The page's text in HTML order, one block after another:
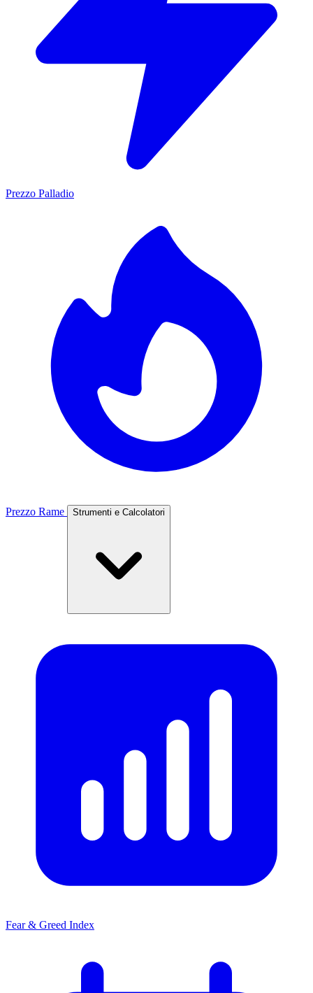
Prezzo Palladio
Prezzo Rame Strumenti e Calcolatori
Fear & Greed Index